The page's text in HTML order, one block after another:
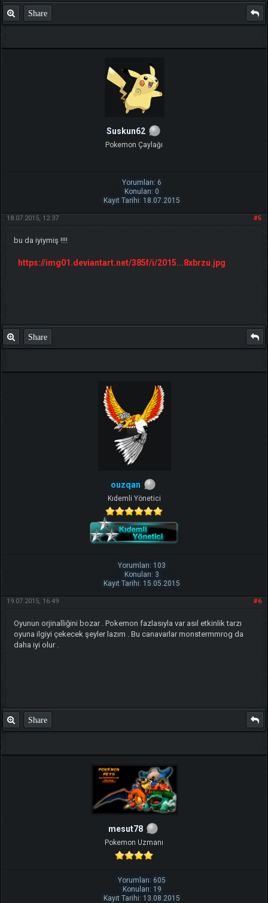
Share
Suskun62
Pokemon Çaylağı
Yorumları: 6
Konuları: 0
Kayıt Tarihi: 18.07.2015
#5
18.07.2015, 12:37
bu da iyiymiş !!!!
https://img01.deviantart.net/385f/i/2015...8xbrzu.jpg
Share
ouzqan
Kıdemli Yönetici
Yorumları: 103
Konuları: 3
Kayıt Tarihi: 15.05.2015
#6
19.07.2015, 16:49
Oyunun orjinalliğini bozar . Pokemon fazlasıyla var asıl etkinlik tarzı
oyuna ilgiyi çekecek şeyler lazım . Bu canavarlar monstermmrog da
daha iyi olur .
Share
mesut78
Pokemon Uzmanı
Yorumları: 605
Konuları: 19
Kayıt Tarihi: 13.08.2015